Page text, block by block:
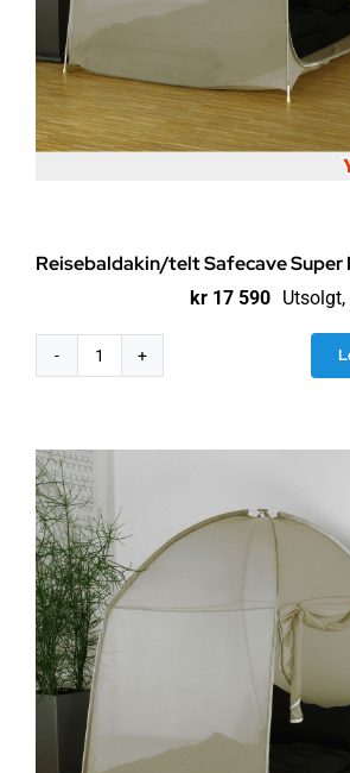
Reisebaldakin/telt Safecave Super
kr 17 590
Reisebaldakin/telt
King